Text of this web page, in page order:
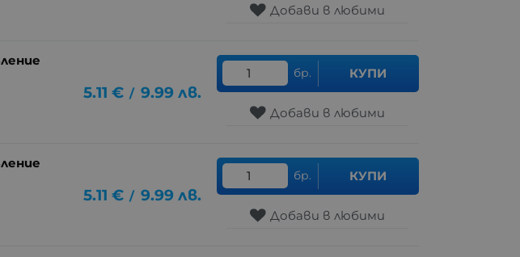
Добави в любими
5.11 € / 9.99 лв.
бр. КУПИ
Добави в любими
5.11 € / 9.99 лв.
бр. КУПИ
Добави в любими